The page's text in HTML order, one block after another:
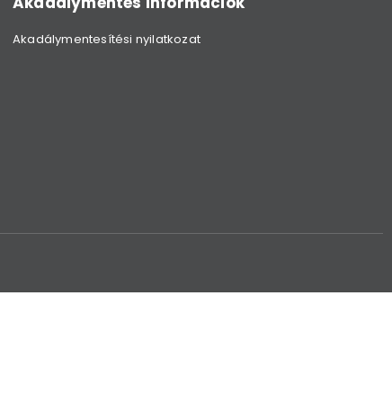
Akadálymentesítési nyilatkozat